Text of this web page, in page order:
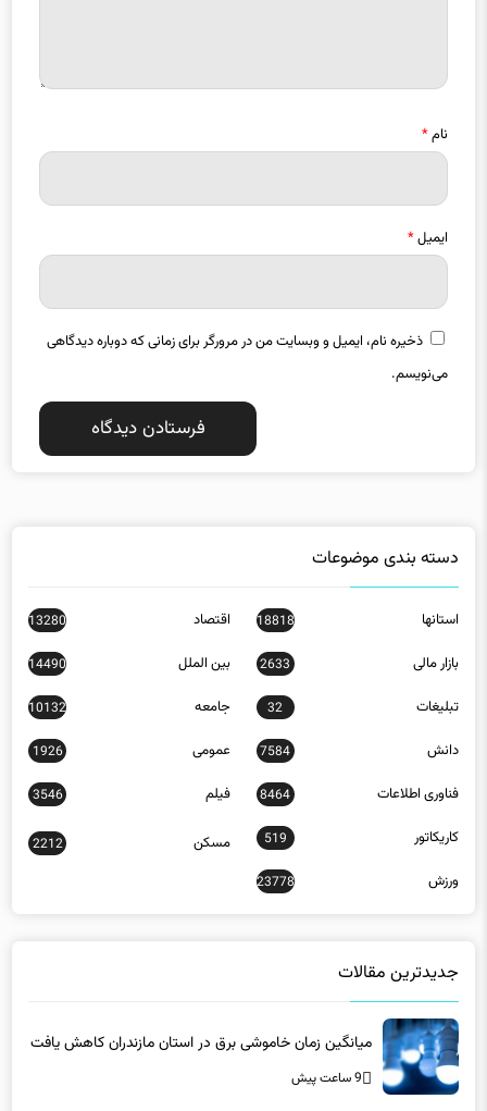
نام*
ایمیل*
ذخیره نام، ایمیل و وبسایت من در مرورگر برای زمانی که دوباره دیدگاهی
می‌نویسم.
دسته بندی موضوعات
استانها 18818 اقتصاد 13280
بازار مالی 2633 بین الملل 14490
تبلیغات 32 جامعه 10132
دانش 7584 عمومی 1926
فناوری اطلاعات 8464 فیلم 3546
کاریکاتور 519 مسکن 2212
ورزش 23778
جدیدترین مقالات
میانگین زمان خاموشی برق در استان مازندران کاهش یافت
9 ساعت پیش